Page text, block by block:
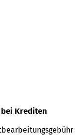
Krediten